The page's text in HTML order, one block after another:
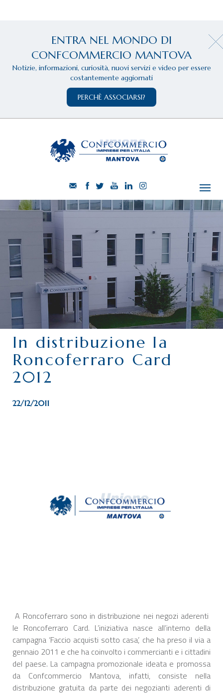
ENTRA NEL MONDO DI
CONFCOMMERCIO MANTOVA
Notizie, informazioni, curiosità, nuovi servizi e video per essere
costantemente aggiornati
PERCHÈ ASSOCIARSI?
CHI SIAMO
SERVIZI
CATEGORIE
DELEGAZIONI
ATTIVITÀ STORICHE
PERIODICO
PERCHÉ ASSOCIARSI?
DOVE SIAMO
CONTATTI
In distribuzione la
Roncoferraro Card
2012
22/12/2011
A Roncoferraro sono in distribuzione nei negozi aderenti
le Roncoferraro Card. L’iniziativa nasce all’interno della
campagna ‘Faccio acquisti sotto casa’, che ha preso il via a
gennaio 2011 e che ha coinvolto i commercianti e i cittadini
del paese. La campagna promozionale ideata e promossa
da Confcommercio Mantova, infatti, consiste nella
distribuzione gratuita da parte dei negozianti aderenti di